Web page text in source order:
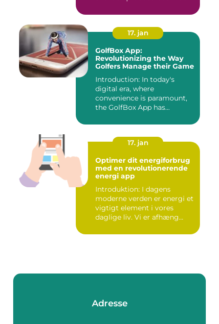
17. jan
GolfBox App:
Revolutionizing the Way
Golfers Manage their Game
Introduction: In today's
digital era, where
convenience is paramount,
the GolfBox App has
17. jan
Optimer dit energiforbrug
med en revolutionerende
energi app
Introduktion: I dagens
moderne verden er energi et
vigtigt element i vores
daglige liv. Vi er afhæng...
Adresse